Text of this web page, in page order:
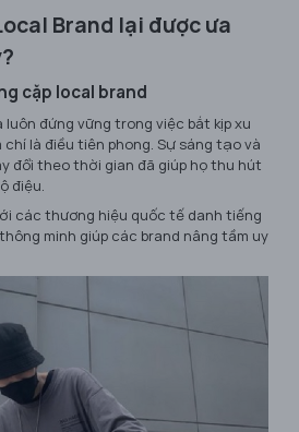
Brand lại được ưa
cặp local brand
đứng vững trong việc bắt kịp xu
là điều tiên phong. Sự sáng tạo và
đổi theo thời gian đã giúp họ thu hút
điệu.
các thương hiệu quốc tế danh tiếng
minh giúp các brand nâng tầm uy